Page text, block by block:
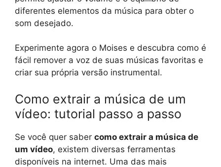
diferentes elementos da música para obter o
som desejado.
Experimente agora o Moises e descubra como é
fácil remover a voz de suas músicas favoritas e
criar sua própria versão instrumental.
Como extrair a música de um
vídeo: tutorial passo a passo
Se você quer saber como extrair a música de
um vídeo, existem diversas ferramentas
disponíveis na internet. Uma das mais